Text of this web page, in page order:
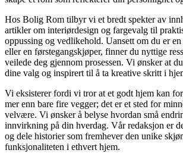
Hos Bolig Rom tilbyr vi et bredt spekter av
artikler om interiørdesign og fargevalg til
oppussing og vedlikehold. Uansett om du er
eller en førstegangskjøper, finner du nyttige
veilede deg gjennom prosessen. Vi ønsker at
dine valg og inspirert til å ta kreative skritt i
Vi eksisterer fordi vi tror at et godt hjem kan
mer enn bare fire vegger; det er et sted for
velvære. Vi ønsker å belyse hvordan små
innvirkning på din hverdag. Vår redaksjon er
og dele historier som fremhever den unike
funksjonaliteten i ethvert hjem.